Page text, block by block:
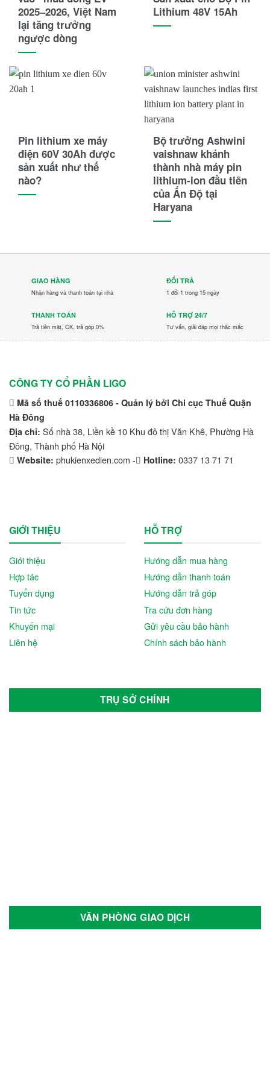
Heli
HKBike
IRC
Jili
Kymco
Lonking
Maxxis
Michelin
Mikano
Mitsubishi
Nissan
Rocket
2025–2026, Việt Nam
lại tăng trưởng
ngược dòng
Lithium 48V 15Ah
Pin lithium xe máy
điện 60V 30Ah được
sản xuất như thế
nào?
Bộ trưởng Ashwini
vaishnaw khánh
thành nhà máy pin
lithium-ion đầu tiên
của Ấn Độ tại
Haryana
GIAO HÀNG
Nhận hàng và thanh toán tại nhà
ĐỔI TRẢ
1 đổi 1 trong 15 ngày
THANH TOÁN
Trả tiền mặt, CK, trả góp 0%
HỖ TRỢ 24/7
Tư vấn, giải đáp mọi thắc mắc
CÔNG TY CỔ PHẦN LIGO
Mã số thuế 0110336806 - Quản lý bởi Chi cục Thuế Quận
Hà Đông
Địa chỉ: Số nhà 38, Liền kề 10 Khu đô thị Văn Khê, Phường Hà
Đông, Thành phố Hà Nội
Website: phukienxedien.com - Hotline: 0337 13 71 71
GIỚI THIỆU
Giới thiệu
Hợp tác
Tuyển dụng
Tin tức
Khuyến mại
Liên hệ
HỖ TRỢ
Hướng dẫn mua hàng
Hướng dẫn thanh toán
Hướng dẫn trả góp
Tra cứu đơn hàng
Gửi yêu cầu bảo hành
Chính sách bảo hành
TRỤ SỞ CHÍNH
VĂN PHÒNG GIAO DỊCH